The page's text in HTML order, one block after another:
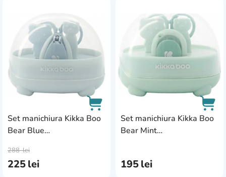
Set manichiura Kikka Boo
Bear Blue
225lei
288lei
AddCardToFavourite
Set manichiura Kikka Boo
Bear Mint
195lei